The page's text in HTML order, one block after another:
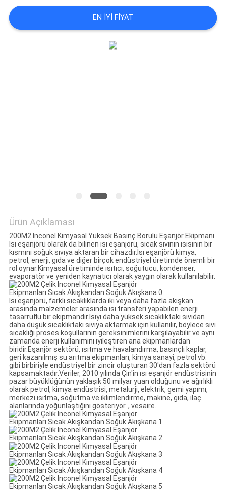
GIZLILIK
EN IYI FIYAT
Ürün Açıklaması
200M2 Inconel Kimyasal Yüksek Basınç Borulu Eşanjör Ekipmanı
Isı eşanjörü olarak da bilinen ısı eşanjörü, sıcak sıvının ısısının bir
kısmını soğuk sıvıya aktaran bir cihazdır.Isı eşanjörü kimya,
petrol, enerji, gıda ve diğer birçok endüstriyel üretimde önemli bir
rol oynar.Kimyasal üretiminde ısıtıcı, soğutucu, kondenser,
evaporatör ve yeniden kaynatıcı olarak yaygın olarak kullanılabilir.
Isı eşanjörü, farklı sıcaklıklarda iki veya daha fazla akışkan
arasında malzemeler arasında ısı transferi yapabilen enerji
tasarruflu bir ekipmandır.Isıyı daha yüksek sıcaklıktaki sıvıdan
daha düşük sıcaklıktaki sıvıya aktarmak için kullanılır, böylece sıvı
sıcaklığı proses koşullarının gereksinimlerini karşılayabilir ve aynı
zamanda enerji kullanımını iyileştiren ana ekipmanlardan
biridir.Eşanjör sektörü, ısıtma ve havalandırma, basınçlı kaplar,
geri kazanılmış su arıtma ekipmanları, kimya sanayi, petrol vb.
gibi birbiriyle endüstriyel bir zincir oluşturan 30'dan fazla sektörü
kapsamaktadır.Veriler, 2010 yılında Çin'in ısı eşanjör endüstrisinin
pazar büyüklüğünün yaklaşık 50 milyar yuan olduğunu ve ağırlıklı
olarak petrol, kimya endüstrisi, metalurji, elektrik, gemi yapımı,
merkezi ısıtma, soğutma ve iklimlendirme, makine, gıda, ilaç
alanlarında yoğunlaştığını gösteriyor. , vesaire.